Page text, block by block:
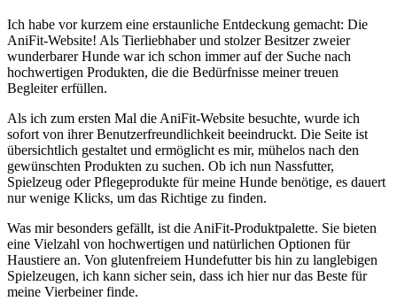
Ich habe‍ vor kurzem ⁤eine erstaunliche Entdeckung​ gemacht: Die
AniFit-Website! ⁢Als‍ Tierliebhaber und ⁣stolzer⁣ Besitzer‍ zweier
wunderbarer Hunde ⁢war ich schon⁢ immer⁤ auf der Suche nach
hochwertigen Produkten, die die Bedürfnisse meiner treuen‌
Begleiter erfüllen.
Als‌ ich ‍zum ersten ‍Mal die AniFit-Website besuchte, wurde ich
sofort von ⁢ihrer Benutzerfreundlichkeit ‌beeindruckt. Die Seite⁣ ist
‍übersichtlich gestaltet und ermöglicht es mir, mühelos nach den
gewünschten ⁤Produkten zu‍ suchen. Ob ich nun Nassfutter,
Spielzeug oder Pflegeprodukte für meine Hunde benötige, es dauert
nur wenige ⁣Klicks, um das ‍Richtige zu finden.
Was mir ⁢besonders ⁣gefällt, ist die AniFit-Produktpalette. Sie bieten
eine⁤ Vielzahl von ⁤hochwertigen und natürlichen​ Optionen für
Haustiere⁢ an. Von glutenfreiem Hundefutter bis ⁣hin zu langlebigen
Spielzeugen,⁢ ich kann sicher sein, dass ich hier nur ‍das Beste für
meine ‌Vierbeiner finde.